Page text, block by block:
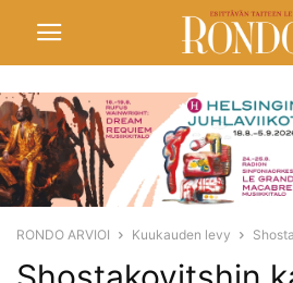
RONDO ARVIOI Kuukauden levy